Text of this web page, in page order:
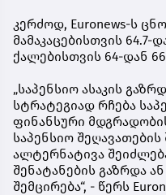
კერძოდ, Euronews-ს
მამაკაცებისთვის
ქალებისთვის 64-დან
„საპენსიო ასაკის
სტრატეგიად რჩება
ფინანსური
საპენსიო შეღავათების
ალტერნატივა
შენატანების გაზრდა
შემცირება“, - წერს